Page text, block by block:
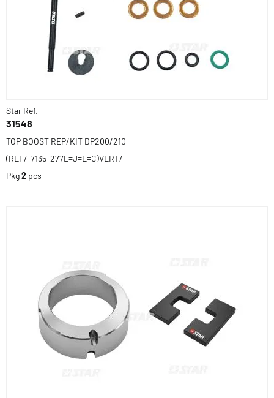
Star Ref.
31548
TOP BOOST REP/KIT DP200/210
(REF/-7135-277L=J=E=C)VERT/
Pkg2 pcs